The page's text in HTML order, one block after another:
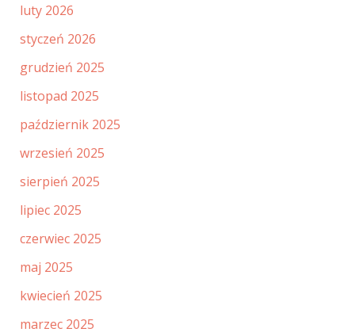
luty 2026
styczeń 2026
grudzień 2025
listopad 2025
październik 2025
wrzesień 2025
sierpień 2025
lipiec 2025
czerwiec 2025
maj 2025
kwiecień 2025
marzec 2025